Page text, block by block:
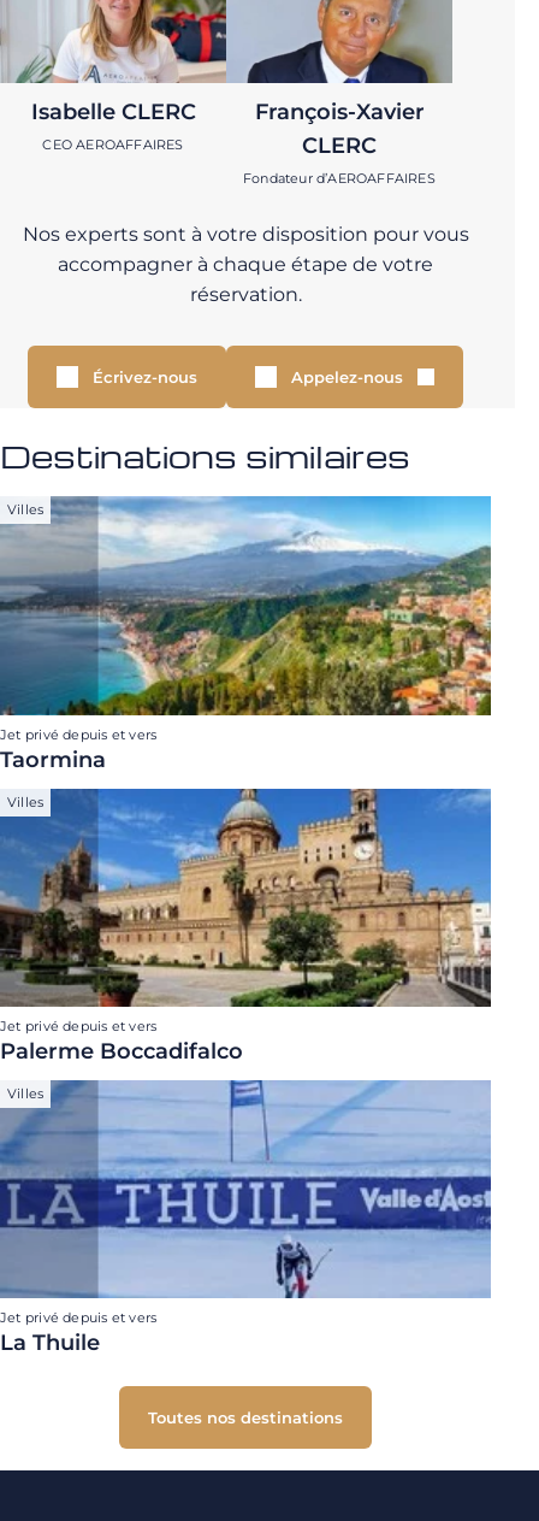
Isabelle CLERC
CEO AEROAFFAIRES
François-Xavier
CLERC
Fondateur d’AEROAFFAIRES
Nos experts sont à votre disposition pour vous
accompagner à chaque étape de votre
réservation.
Écrivez-nous Appelez-nous
Destinations similaires
Villes
Jet privé depuis et vers
Taormina
Villes
Jet privé depuis et vers
Palerme Boccadifalco
Villes
Jet privé depuis et vers
La Thuile
Toutes nos destinations